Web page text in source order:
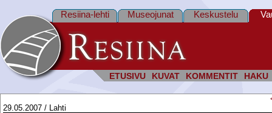
ETUSIVU KUVAT KOMMENTIT HAKU
Resiina-lehti Museojunat Keskustelu
29.05.2007 / Lahti